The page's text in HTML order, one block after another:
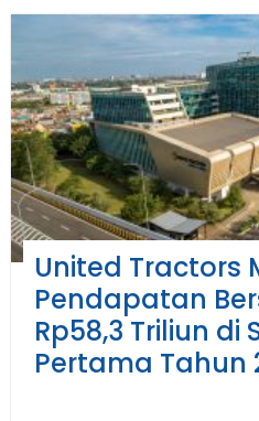
United Tractors
Pendapatan
Rp58,3 Triliun di
Pertama Tahun